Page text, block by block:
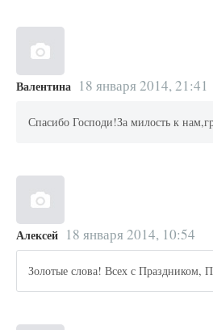
Валентина 18 января 2014, 21:41
Спасибо Господи!За милость к
Алексей 18 января 2014, 10:54
Золотые слова! Всех с Праздником,